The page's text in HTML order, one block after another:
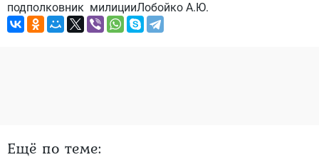
подполковник милицииЛобойко А.Ю.
Ещё по теме: